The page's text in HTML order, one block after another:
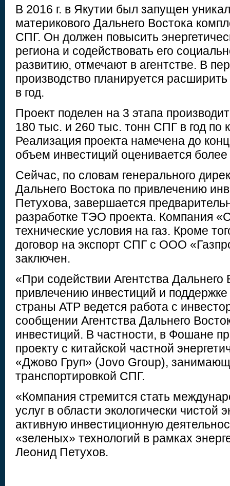
В 2016 г. в Якутии был запущен
материкового Дальнего Востока
СПГ. Он должен повысить
региона и содействовать его
развитию, отмечают в агентстве. В
производство планируется
в год.
Проект поделен на 3 этапа
180 тыс. и 260 тыс. тонн СПГ в год по
Реализация проекта намечена до
объем инвестиций оценивается
Сейчас, по словам генерального
Дальнего Востока по привлечению
Петухова, завершается
разработке ТЭО проекта. Компания
технические условия на газ. Кроме
договор на экспорт СПГ с ООО
заключен.
«При содействии Агентства Дальнего
привлечению инвестиций и
страны АТР ведется работа с
сообщении Агентства Дальнего
инвестиций. В частности, в Фошане
проекту с китайской частной
«Джово Груп» (Jovo Group),
транспортировкой СПГ.
«Компания стремится стать
услуг в области экологически чистой
активную инвестиционную
«зеленых» технологий в рамках
Леонид Петухов.